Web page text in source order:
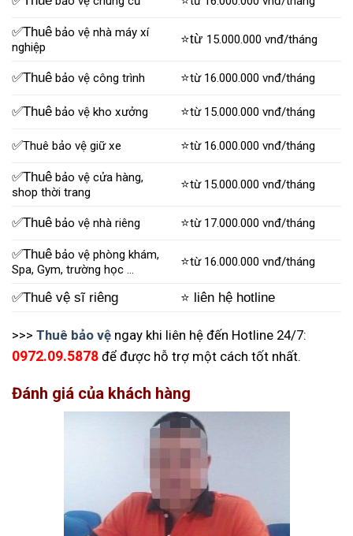
✅Thuê bảo vệ nhà máy xí
nghiệp
⭐từ 15.000.000 vnđ/tháng
✅Thuê bảo vệ công trình ⭐từ 16.000.000 vnđ/tháng
✅Thuê bảo vệ kho xưởng ⭐từ 15.000.000 vnđ/tháng
✅Thuê bảo vệ giữ xe ⭐từ 16.000.000 vnđ/tháng
✅Thuê bảo vệ cửa hàng,
shop thời trang
⭐từ 15.000.000 vnđ/tháng
✅Thuê bảo vệ nhà riêng ⭐từ 17.000.000 vnđ/tháng
✅Thuê bảo vệ phòng khám,
Spa, Gym, trường học …
⭐từ 16.000.000 vnđ/tháng
✅Thuê vệ sĩ riêng ⭐ liên hệ hotline
>>> Thuê bảo vệ ngay khi liên hệ đến Hotline 24/7:
0972.09.5878 để được hỗ trợ một cách tốt nhất.
Đánh giá của khách hàng